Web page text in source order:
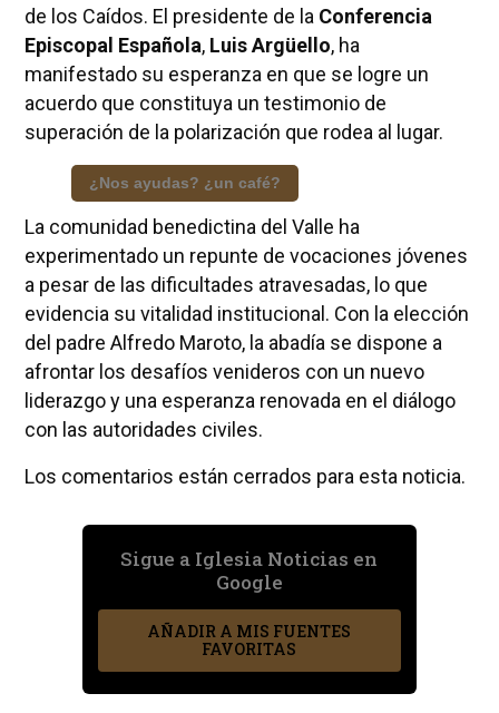
de los Caídos. El presidente de la Conferencia
Episcopal Española, Luis Argüello, ha
manifestado su esperanza en que se logre un
acuerdo que constituya un testimonio de
superación de la polarización que rodea al lugar.
¿Nos ayudas? ¿un café?
La comunidad benedictina del Valle ha
experimentado un repunte de vocaciones jóvenes
a pesar de las dificultades atravesadas, lo que
evidencia su vitalidad institucional. Con la elección
del padre Alfredo Maroto, la abadía se dispone a
afrontar los desafíos venideros con un nuevo
liderazgo y una esperanza renovada en el diálogo
con las autoridades civiles.
Los comentarios están cerrados para esta noticia.
Sigue a Iglesia Noticias en
Google
AÑADIR A MIS FUENTES
FAVORITAS